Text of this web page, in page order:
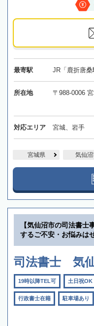
最寄駅 JR「鹿折唐
所在地 〒988-0006
対応エリア 宮城、岩手
宮城県 気仙
【気仙沼市の司法書
するご不安・お悩みは
司法書士 気
19時以降TEL可 土日祝OK
行政書士在籍 駐車場あり